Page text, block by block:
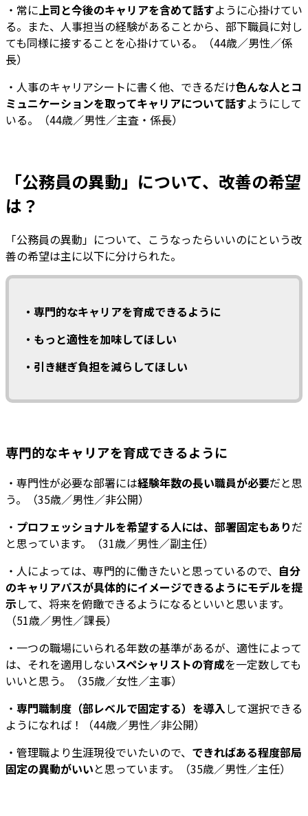
・常に上司と今後のキャリアを含めて話すように心掛けてい
る。また、人事担当の経験があることから、部下職員に対し
ても同様に接することを心掛けている。（44歳／男性／係
長）
・人事のキャリアシートに書く他、できるだけ色んな人とコ
ミュニケーションを取ってキャリアについて話すようにして
いる。（44歳／男性／主査・係長）
「公務員の異動」について、改善の希望
は？
「公務員の異動」について、こうなったらいいのにという改
善の希望は主に以下に分けられた。
・専門的なキャリアを育成できるように
・もっと適性を加味してほしい
・引き継ぎ負担を減らしてほしい
専門的なキャリアを育成できるように
・専門性が必要な部署には経験年数の長い職員が必要だと思
う。（35歳／男性／非公開）
・ プロフェッショナルを希望する人には、部署固定もありだ
と思っています。（31歳／男性／副主任）
・人によっては、専門的に働きたいと思っているので、 自分
のキャリアパスが具体的にイメージできるようにモデルを提
示して、将来を俯瞰できるようになるといいと思います。
（51歳／男性／課長）
・一つの職場にいられる年数の基準があるが、適性によって
は、それを適用しないスペシャリストの育成を一定数しても
いいと思う。（35歳／女性／主事）
・ 専門職制度（部レベルで固定する）を導入して選択できる
ようになれば！（44歳／男性／非公開）
・管理職より生涯現役でいたいので、 できればある程度部局
固定の異動がいいと思っています。（35歳／男性／主任）